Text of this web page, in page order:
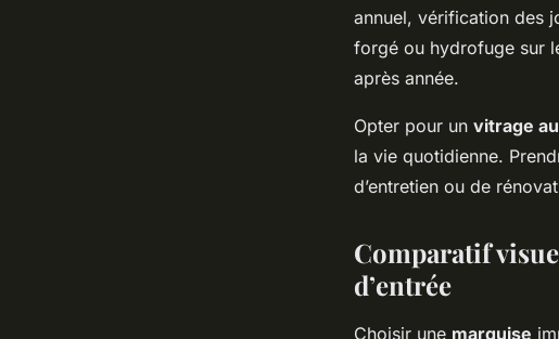
annuel, vérification des
forgé ou hydrofuge sur
après année.
Opter pour un vitrage
la vie quotidienne.
d’entretien ou de
Comparatif
d’entrée
Choisir une marquise